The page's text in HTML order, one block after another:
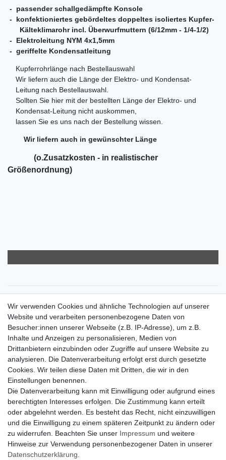
- passender schallgedämpfte Konsole
- konfektioniertes gebördeltes doppeltes isoliertes Kupfer-
Kälteklimarohr incl. Überwurfmuttern (6/12mm - 1/4-1/2)
- Elektroleitung NYM 4x1,5mm
- geriffelte Kondensatleitung
Kupferrohrlänge nach Bestellauswahl
Wir liefern auch die Länge der Elektro- und Kondensat-
Leitung nach Bestellauswahl.
Sollten Sie hier mit der bestellten Länge der Elektro- und
Kondensat-Leitung nicht auskommen,
lassen Sie es uns nach der Bestellung wissen.
Wir liefern auch in gewünschter Länge
(o.Zusatzkosten - in realistischer
Größenordnung)
Versandkosten
Der Weg zur eigenen Klimaanlage
Inbetriebnahme & Serviceleistungen
Für Interessierte aus der Schweiz
Klimaanlage = Wärmepumpe
Hilfe
Bankverbindung:
encliso GmbH
Kreissparkasse Verl
Kto-Nr. 25007352 - BLZ 47853520
BIC/SWIFT: WELADED1WDB
IBAN: DE07 4785 3520 0025 0073 52
Wir verwenden Cookies und ähnliche Technologien auf unserer
Website und verarbeiten personenbezogene Daten von
Besucher:innen unserer Webseite (z.B. IP-Adresse), um z.B.
Inhalte und Anzeigen zu personalisieren, Medien von
Drittanbietern einzubinden oder Zugriffe auf unsere Website zu
analysieren. Die Datenverarbeitung erfolgt erst durch gesetzte
Cookies. Wir teilen diese Daten mit Dritten, die wir in den
Einstellungen benennen.
Die Datenverarbeitung kann mit Einwilligung oder aufgrund eines
berechtigten Interesses erfolgen. Die Zustimmung kann erteilt
oder abgelehnt werden. Es besteht das Recht, nicht einzuwilligen
und die Einwilligung zu einem späteren Zeitpunkt zu ändern oder
zu widerrufen. Beachten Sie unser Impressum und weitere
Hinweise zur Verwendung personenbezogener Daten in unserer
Daten­schutz­erklärung